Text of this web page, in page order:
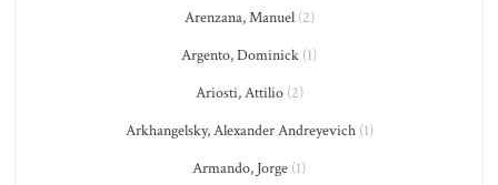
Arenzana, Manuel(2)
Argento, Dominick (1)
Ariosti, Attilio(2)
Arkhangelsky, Alexander Andreyevich(1)
Armando, Jorge (1)